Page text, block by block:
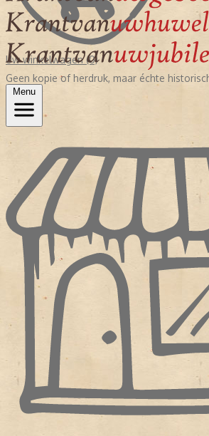
Uw winkelwagen (0)
Geen kopie of herdruk, maar échte
Menu